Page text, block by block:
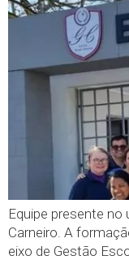
Equipe presente
Carneiro. A
eixo de Gestão